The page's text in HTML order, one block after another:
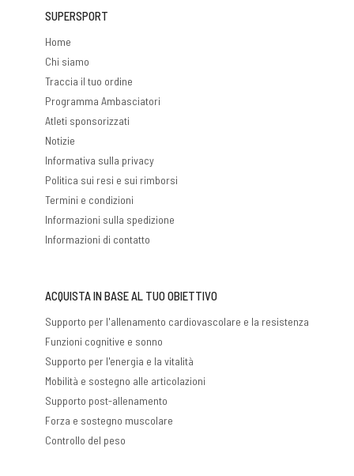
SUPERSPORT
Home
Chi siamo
Traccia il tuo ordine
Programma Ambasciatori
Atleti sponsorizzati
Notizie
Informativa sulla privacy
Politica sui resi e sui rimborsi
Termini e condizioni
Informazioni sulla spedizione
Informazioni di contatto
ACQUISTA IN BASE AL TUO OBIETTIVO
Supporto per l'allenamento cardiovascolare e la resistenza
Funzioni cognitive e sonno
Supporto per l'energia e la vitalità
Mobilità e sostegno alle articolazioni
Supporto post-allenamento
Forza e sostegno muscolare
Controllo del peso